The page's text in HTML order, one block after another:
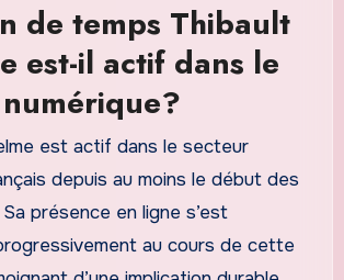
de temps Thibault
est-il actif dans le
est actif dans le secteur
depuis au moins le début des
présence en ligne s’est
au cours de cette